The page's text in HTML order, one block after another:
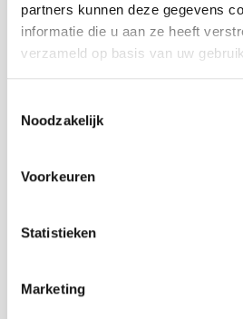
partners kunnen deze gegevens
informatie die u aan ze heeft
verzameld op basis van uw
Noodzakelijk
Voorkeuren
Statistieken
Marketing
👧👦
VOOR DE
hele dag door kinderanimatie
Kindertheater
met
Of je nu komt voor het eten, de
Bresjes Foodtruck Festival 2025
Zorg dat je erbij bent en